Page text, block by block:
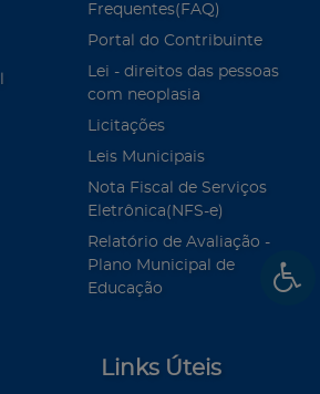
Frequentes(FAQ)
Portal do Contribuinte
Lei - direitos das pessoas
com neoplasia
Licitações
Leis Municipais
Nota Fiscal de Serviços
Eletrônica(NFS-e)
Relatório de Avaliação -
Plano Municipal de
Educação
Links Úteis